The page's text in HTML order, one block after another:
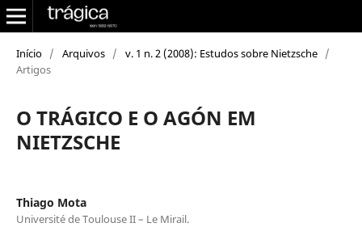
Início / Arquivos / v. 1 n. 2 (2008): Estudos sobre Nietzsche /
Artigos
O TRÁGICO E O AGÓN EM
NIETZSCHE
Thiago Mota
Université de Toulouse II – Le Mirail.